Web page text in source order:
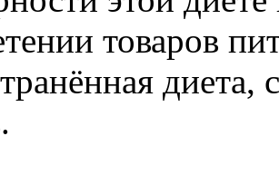
товаров
диета,